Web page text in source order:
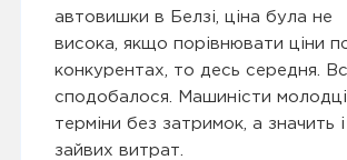
автовишки в Белзі, ціна була не
висока, якщо порівнювати ціни
конкурентах, то десь середня.
сподобалося. Машиністи
терміни без затримок, а значить
зайвих витрат.